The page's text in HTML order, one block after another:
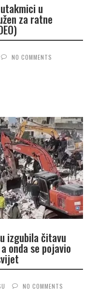
u
za ratne
NO COMMENTS
izgubila čitavu
onda se pojavio
NO COMMENTS